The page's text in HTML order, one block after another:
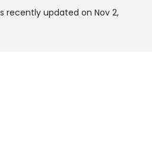
recently updated on Nov 2,